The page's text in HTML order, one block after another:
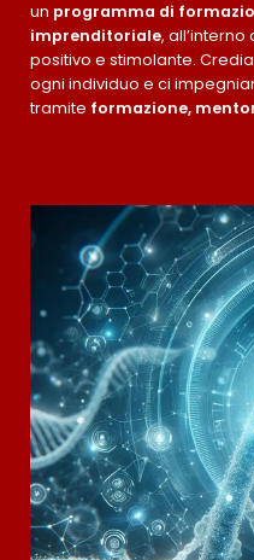
un programma di
imprenditoriale,
positivo e stimolante.
ogni individuo e ci
tramite formazione,